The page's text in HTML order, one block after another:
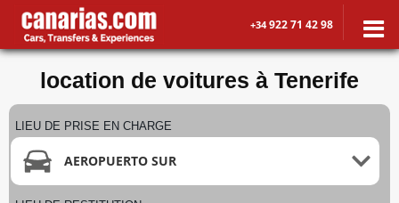
+34922 71 42 98
location de voitures à Tenerife
LIEU DE PRISE EN CHARGE
AEROPUERTO SUR